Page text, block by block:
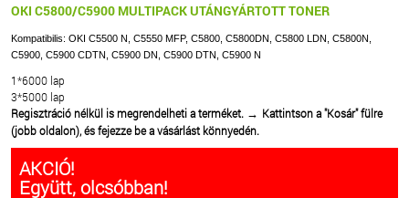
OKI C5800/C5900 MULTIPACK UTÁNGYÁRTOTT TONER
Kompatibilis: OKI C5500 N, C5550 MFP, C5800, C5800DN, C5800 LDN, C5800N,
C5900, C5900 CDTN, C5900 DN, C5900 DTN, C5900 N
1*6000 lap
3*5000 lap
Regisztráció nélkül is megrendelheti a terméket. → Kattintson a "Kosár" fülre
(jobb oldalon), és fejezze be a vásárlást könnyedén.
AKCIÓ!
Együtt, olcsóbban!